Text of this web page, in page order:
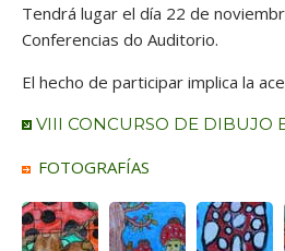
Tendrá lugar el día 22 de
Conferencias do Auditorio.
El hecho de participar implica la
VIII CONCURSO DE DIBUJO
FOTOGRAFÍAS